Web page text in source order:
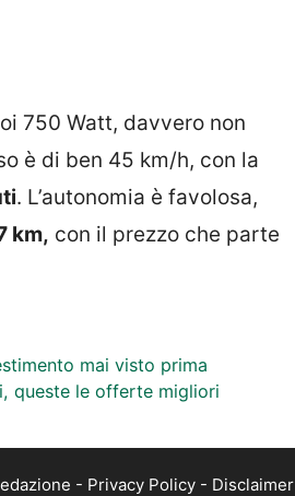
750 Watt, davvero non
è di ben 45 km/h, con la
. L’autonomia è favolosa,
km, con il prezzo che parte
mai visto prima
queste le offerte migliori
- Privacy Policy - Disclaimer